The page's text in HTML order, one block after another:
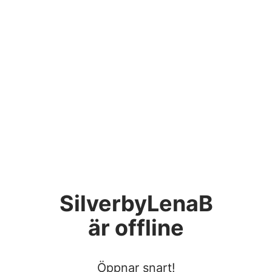
SilverbyLenaB
är offline
Öppnar snart!